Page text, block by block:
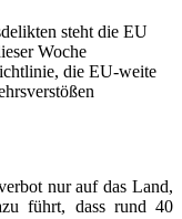
steht die EU
Woche
die EU-weite
nur auf das Land,
führt, dass rund 40